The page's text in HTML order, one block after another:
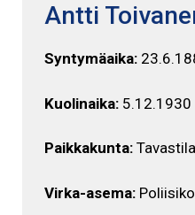
Antti
Syntymäaika:
Kuolinaika: 5.12.1930
Paikkakunta: Tavastila
Virka-asema: